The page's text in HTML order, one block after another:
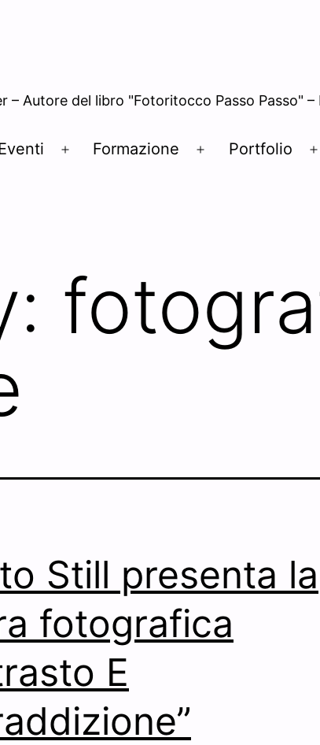
– Autore del libro "Fotoritocco Passo Passo"
Open
Formazione
Open
Portfolio
Still presenta la
fotografica
E